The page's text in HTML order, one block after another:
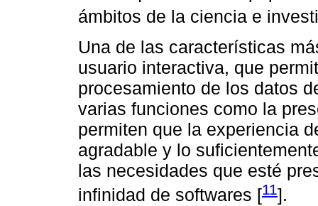
ámbitos de la ciencia e
Una de las características
usuario interactiva, que
procesamiento de los datos
varias funciones como la
permiten que la experiencia
agradable y lo
las necesidades que esté
infinidad de softwares [11].